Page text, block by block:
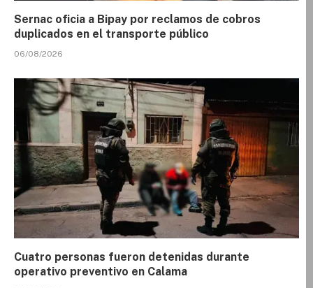
Sernac oficia a Bipay por reclamos de cobros
duplicados en el transporte público
06/08/2026
Cuatro personas fueron detenidas durante
operativo preventivo en Calama